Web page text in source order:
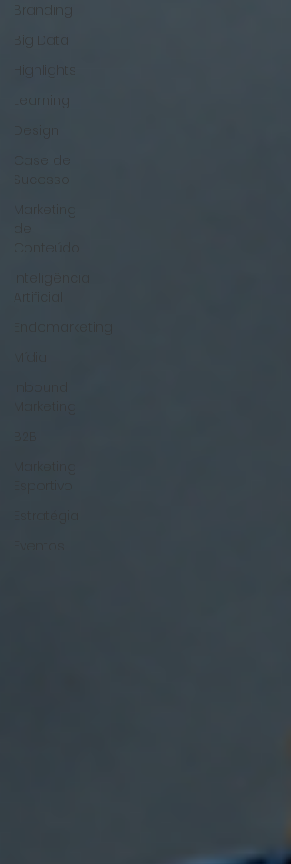
Branding
Big Data
Highlights
Learning
Design
Case de
Sucesso
Marketing
Conteúdo
Inteligência
Artificial
Endomarketing